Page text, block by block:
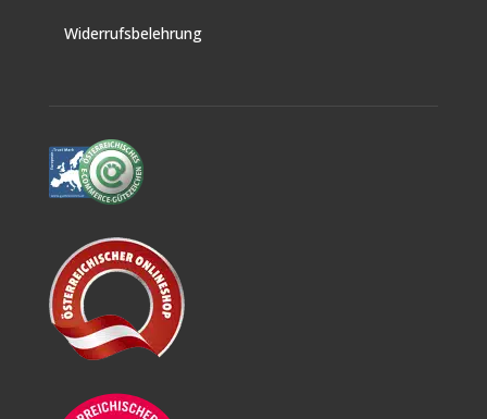
Widerrufsbelehrung